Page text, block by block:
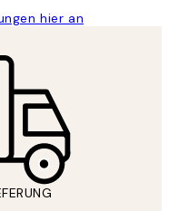
hier an